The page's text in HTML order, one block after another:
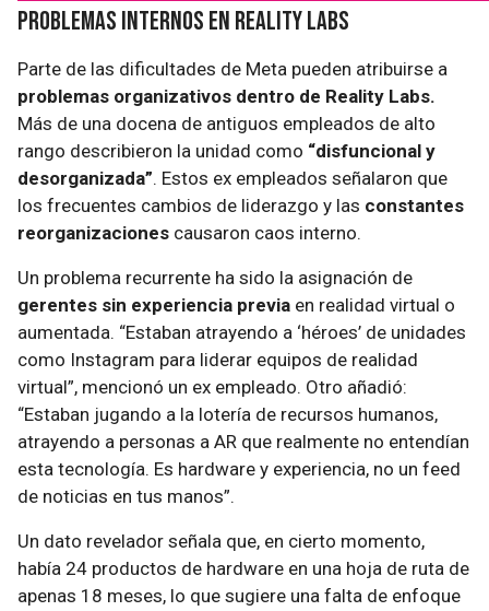
Problemas Internos en Reality Labs
Parte de las dificultades de Meta pueden atribuirse a
problemas organizativos dentro de Reality Labs.
Más de una docena de antiguos empleados de alto
rango describieron la unidad como “disfuncional y
desorganizada”. Estos ex empleados señalaron que
los frecuentes cambios de liderazgo y las constantes
reorganizaciones causaron caos interno.
Un problema recurrente ha sido la asignación de
gerentes sin experiencia previa en realidad virtual o
aumentada. “Estaban atrayendo a ‘héroes’ de unidades
como Instagram para liderar equipos de realidad
virtual”, mencionó un ex empleado. Otro añadió:
“Estaban jugando a la lotería de recursos humanos,
atrayendo a personas a AR que realmente no entendían
esta tecnología. Es hardware y experiencia, no un feed
de noticias en tus manos”.
Un dato revelador señala que, en cierto momento,
había 24 productos de hardware en una hoja de ruta de
apenas 18 meses, lo que sugiere una falta de enfoque